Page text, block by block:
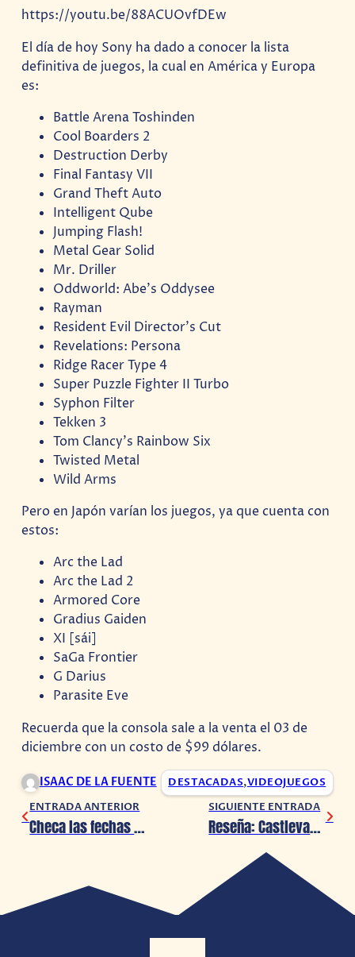
https://youtu.be/88ACUOvfDEw
El día de hoy Sony ha dado a conocer la lista
definitiva de juegos, la cual en América y Europa
es:
Battle Arena Toshinden
Cool Boarders 2
Destruction Derby
Final Fantasy VII
Grand Theft Auto
Intelligent Qube
Jumping Flash!
Metal Gear Solid
Mr. Driller
Oddworld: Abe’s Oddysee
Rayman
Resident Evil Director’s Cut
Revelations: Persona
Ridge Racer Type 4
Super Puzzle Fighter II Turbo
Syphon Filter
Tekken 3
Tom Clancy’s Rainbow Six
Twisted Metal
Wild Arms
Pero en Japón varían los juegos, ya que cuenta con
estos:
Arc the Lad
Arc the Lad 2
Armored Core
Gradius Gaiden
XI [sái]
SaGa Frontier
G Darius
Parasite Eve
Recuerda que la consola sale a la venta el 03 de
diciembre con un costo de $99 dólares.
ISAAC DE LA FUENTE DESTACADAS,VIDEOJUEGOS
ENTRADA ANTERIOR
Checa las fechas para la Beta de Fallout 76
SIGUIENTE ENTRADA
Reseña: Castlevania Temporada 2